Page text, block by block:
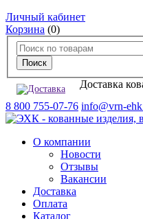
Личный кабинет
Корзина (0)
Доставка
8 800 755-07-76 info@vrn-
О компании
Новости
Отзывы
Вакансии
Доставка
Оплата
Каталог